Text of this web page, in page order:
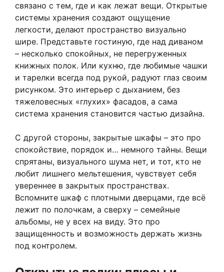
связано с тем, где и как лежат вещи. Открытые
системы хранения создают ощущение
легкости, делают пространство визуально
шире. Представьте гостиную, где над диваном
– несколько спокойных, не перегруженных
книжных полок. Или кухню, где любимые чашки
и тарелки всегда под рукой, радуют глаз своим
рисунком. Это интерьер с дыханием, без
тяжеловесных «глухих» фасадов, а сама
система хранения становится частью дизайна.
С другой стороны, закрытые шкафы – это про
спокойствие, порядок и… немного тайны. Вещи
спрятаны, визуального шума нет, и тот, кто не
любит лишнего мельтешения, чувствует себя
увереннее в закрытых пространствах.
Вспомните шкаф с плотными дверцами, где всё
лежит по полочкам, а сверху – семейные
альбомы, не у всех на виду. Это про
защищенность и возможность держать жизнь
под контролем.